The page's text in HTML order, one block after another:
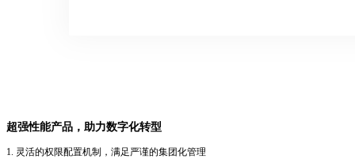
超强性能产品，助力数字化转型
1. 灵活的权限配置机制，满足严谨的集团化管理